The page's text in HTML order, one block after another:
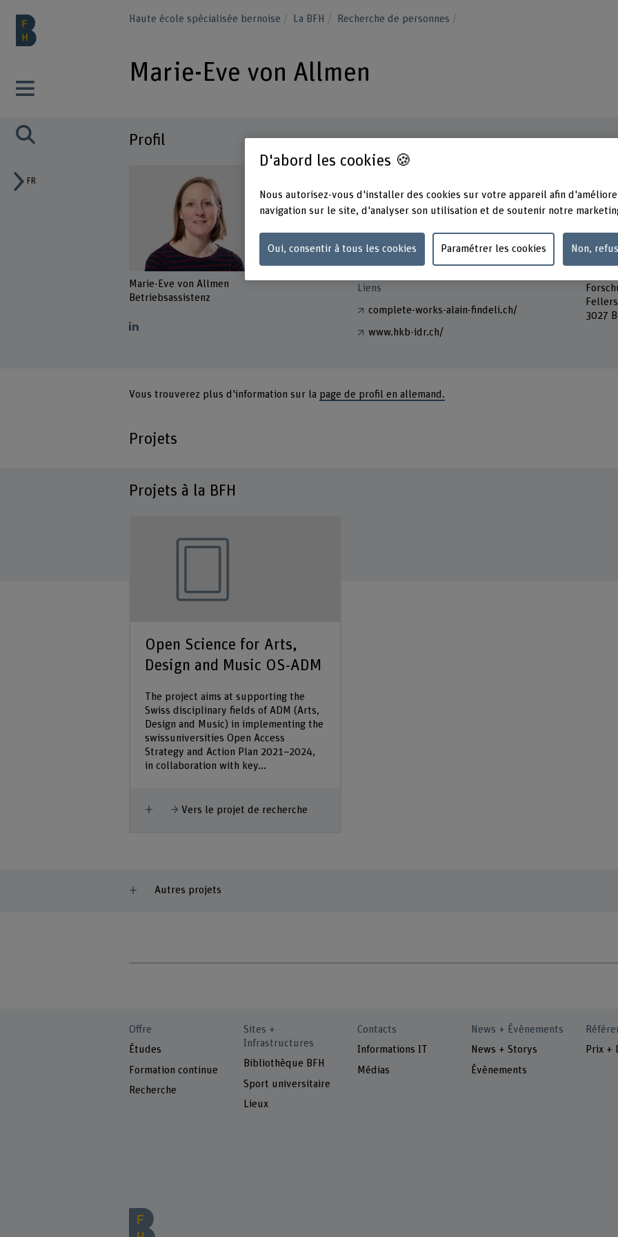
FR
Haute école spécialisée bernoise La BFH Recherche de personnes
Marie-Eve von Allmen
Profil
Marie-Eve von Allmen
Betriebsassistenz
+41 31 848 49 24
www.bfh.ch/fr/marie-eve-von-allmen
Liens
complete-works-alain-findeli.ch/
www.hkb-idr.ch/
Lundi
Mardi
3027
Vous trouverez plus d'information sur la page de profil en allemand.
Projets
Projets à la BFH
Open Science for Arts,
Design and Music OS-ADM
The project aims at supporting the
Swiss disciplinary fields of ADM (Arts,
Design and Music) in implementing the
swissuniversities Open Access
Strategy and Action Plan 2021–2024,
in collaboration with key...
Afficher plus
Vers le projet de recherche
Autres projets
Offre
Études
Formation continue
Recherche
Sites +
Infrastructures
Bibliothèque BFH
Sport universitaire
Lieux
Contacts
Informations IT
Médias
News + Évènements
News + Storys
Évènements
Prix +
D'abord les cookies 🍪
Nous autorisez-vous d'installer des cookies sur votre appareil afin
navigation sur le site, d'analyser son utilisation et de soutenir notre
Oui, consentir à tous les cookies Paramétrer les cookies Non,